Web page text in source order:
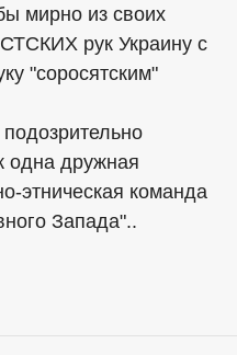
мирно из своих
рук Украину с
"соросятским"
одна дружная
этническая команда
Запада"..